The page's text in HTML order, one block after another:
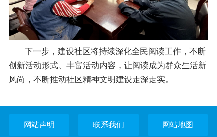
下一步，建设社区将持续深化全民阅读工作，不断
创新活动形式、丰富活动内容，让阅读成为群众生活新
风尚，不断推动社区精神文明建设走深走实。
网站声明 联系我们 网站地图